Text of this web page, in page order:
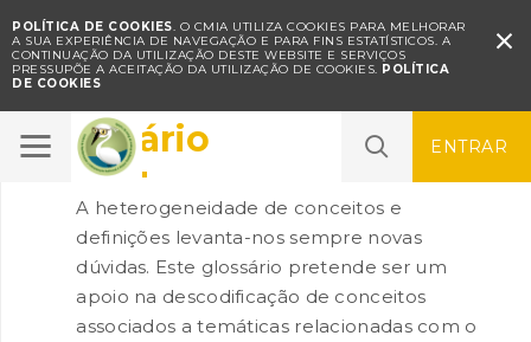
POLÍTICA DE COOKIES. O CMIA UTILIZA COOKIES PARA MELHORAR
A SUA EXPERIÊNCIA DE NAVEGAÇÃO E PARA FINS ESTATÍSTICOS. A
CONTINUAÇÃO DA UTILIZAÇÃO DESTE WEBSITE E SERVIÇOS
PRESSUPÕE A ACEITAÇÃO DA UTILIZAÇÃO DE COOKIES. POLÍTICA
DE COOKIES

ENTRAR
Glossário
A heterogeneidade de conceitos e
definições levanta-nos sempre novas
dúvidas. Este glossário pretende ser um
apoio na descodificação de conceitos
associados a temáticas relacionadas com o